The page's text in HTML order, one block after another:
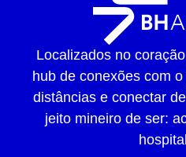
Localizados no
hub de conexões com
distâncias e conectar
jeito mineiro de ser: